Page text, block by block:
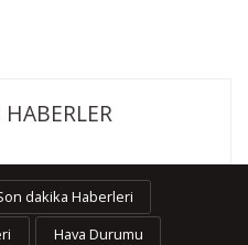
dakika Haberleri
Hava Durumu